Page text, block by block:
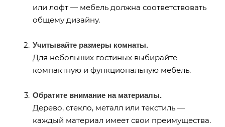
или лофт — мебель должна соответствовать
общему дизайну.
Учитывайте размеры комнаты.
Для небольших гостиных выбирайте
компактную и функциональную мебель.
Обратите внимание на материалы.
Дерево, стекло, металл или текстиль —
каждый материал имеет свои преимущества.